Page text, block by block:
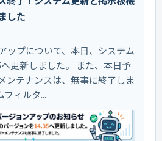
した
ップについて、本日、システム
更新しました。 また、本日予
ンテナンスは、無事に終了しま
フィルタ...